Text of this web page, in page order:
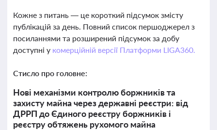
Кожне з питань — це короткий підсумок змісту
публікацій за день. Повний список першоджерел з
посиланнями та розширений підсумок за добу
доступні у комерційній версії Платформи LIGA360.
Стисло про головне:
Нові механізми контролю боржників та
захисту майна через державні реєстри: від
ДРРП до Єдиного реєстру боржників і
реєстру обтяжень рухомого майна